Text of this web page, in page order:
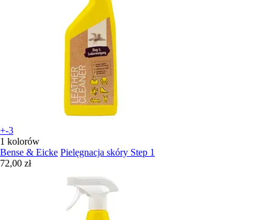
+-3
1 kolorów
Bense & Eicke Pielęgnacja skóry Step 1
72,00 zł